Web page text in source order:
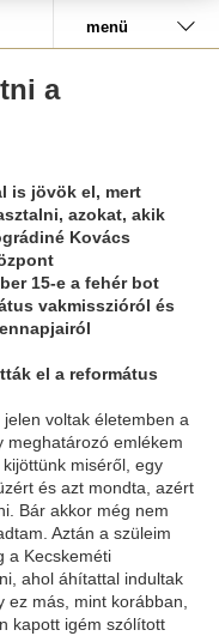
menü
a
is jövök el, mert
azokat, akik
Kovács
15-e a fehér bot
vakmisszióról és
el a református
voltak életemben a
meghatározó emlékem
miséről, egy
és azt mondta, azért
Bár akkor még nem
Aztán a szüleim
a Kecskeméti
ahol áhítattal indultak
ez más, mint korábban,
kapott igém szólított